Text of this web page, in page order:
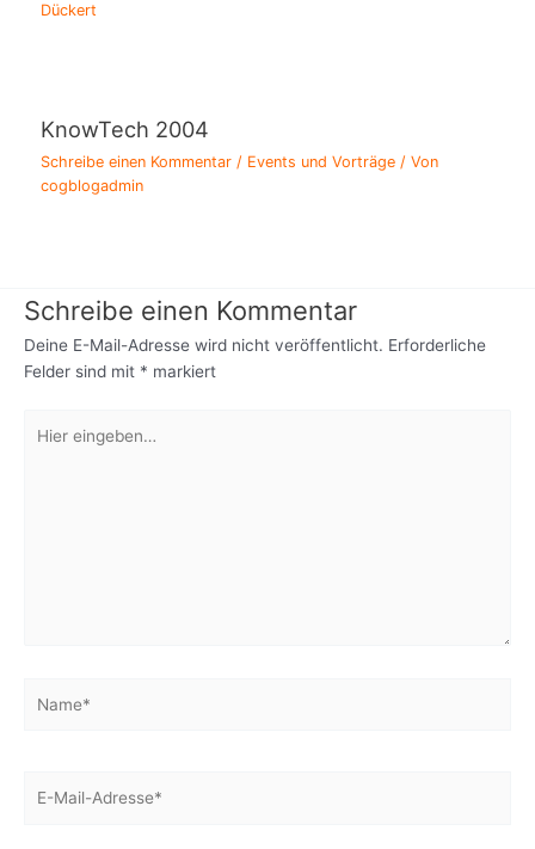
Dückert
KnowTech 2004
Schreibe einen Kommentar / Events und Vorträge / Von
cogblogadmin
Schreibe einen Kommentar
Deine E-Mail-Adresse wird nicht veröffentlicht. Erforderliche
Felder sind mit * markiert
eingeben…
Mail-